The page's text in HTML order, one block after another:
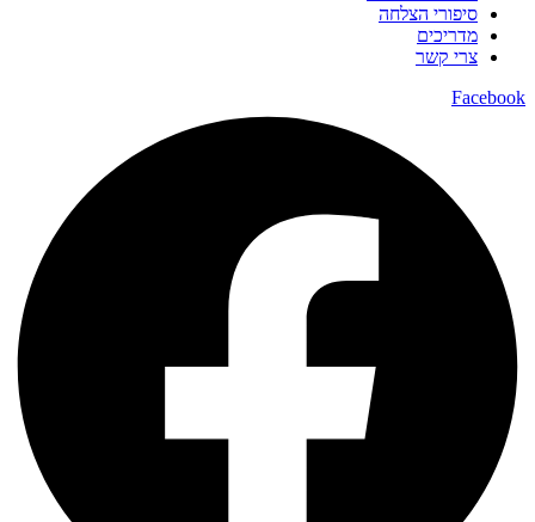
סיפורי הצלחה
מדריכים
צרי קשר
Facebook